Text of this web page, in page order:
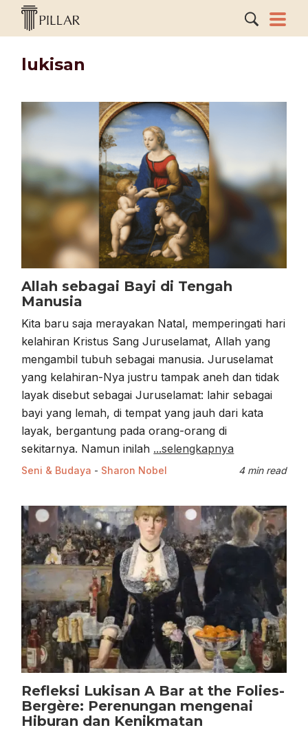
lukisan
Allah sebagai Bayi di Tengah
Manusia
Kita baru saja merayakan Natal, memperingati hari
kelahiran Kristus Sang Juruselamat, Allah yang
mengambil tubuh sebagai manusia. Juruselamat
yang kelahiran-Nya justru tampak aneh dan tidak
layak disebut sebagai Juruselamat: lahir sebagai
bayi yang lemah, di tempat yang jauh dari kata
layak, bergantung pada orang-orang di
sekitarnya. Namun inilah ...selengkapnya
Seni & Budaya - Sharon Nobel 4 min read
Refleksi Lukisan A Bar at the Folies-
Bergère: Perenungan mengenai
Hiburan dan Kenikmatan